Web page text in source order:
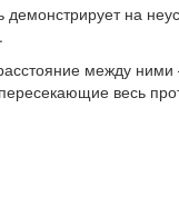
на
между
весь